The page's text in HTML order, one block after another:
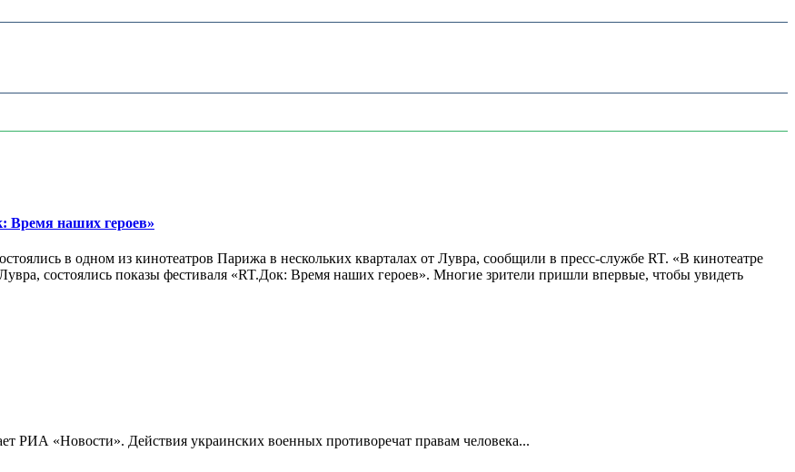
Время наших героев»
в одном из кинотеатров Парижа в нескольких кварталах от Лувра, сообщили в пресс-службе RT. «В кинотеатре
состоялись показы фестиваля «RT.Док: Время наших героев». Многие зрители пришли впервые, чтобы увидеть
РИА «Новости». Действия украинских военных противоречат правам человека...